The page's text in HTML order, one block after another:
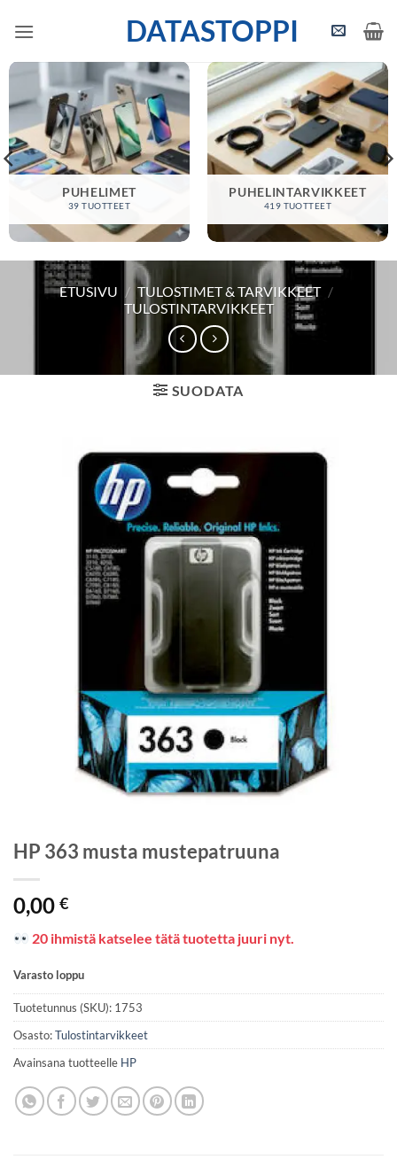
DATASTOPPI
PUHELIMET
39 TUOTTEET
PUHELINTARVIKKEET
419 TUOTTEET
ETUSIVU / TULOSTIMET & TARVIKKEET /
TULOSTINTARVIKKEET
SUODATA
HP 363 musta mustepatruuna
0,00 €
20 ihmistä katselee tätä tuotetta juuri nyt.
Varasto loppu
Tuotetunnus (SKU): 1753
Osasto:Tulostintarvikkeet
Avainsana tuotteelle HP